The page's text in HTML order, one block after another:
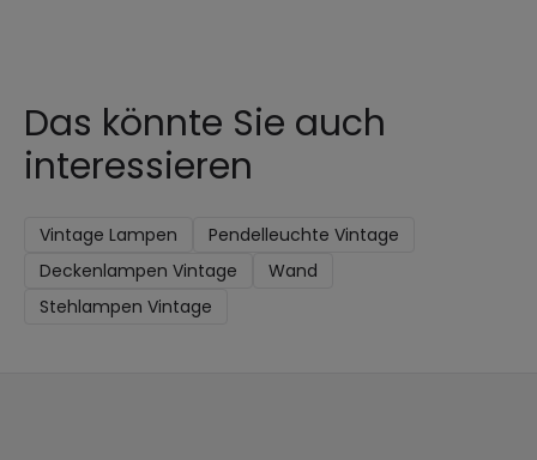
Das könnte Sie auch
interessieren
Vintage Lampen
Pendelleuchte Vintage
Deckenlampen Vintage
Wand
Stehlampen Vintage